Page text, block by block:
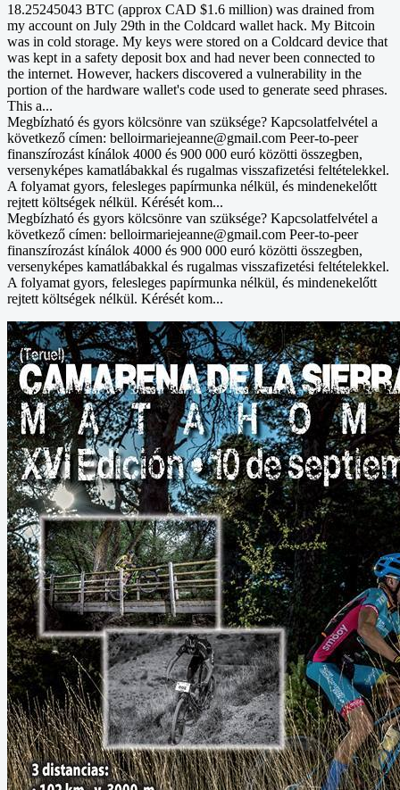
18.25245043 BTC (approx CAD $1.6 million) was drained from
my account on July 29th in the Coldcard wallet hack. My Bitcoin
was in cold storage. My keys were stored on a Coldcard device that
was kept in a safety deposit box and had never been connected to
the internet. However, hackers discovered a vulnerability in the
portion of the hardware wallet's code used to generate seed phrases.
This a...
Megbízható és gyors kölcsönre van szüksége? Kapcsolatfelvétel a
következő címen: belloirmariejeanne@gmail.com Peer-to-peer
finanszírozást kínálok 4000 és 900 000 euró közötti összegben,
versenyképes kamatlábakkal és rugalmas visszafizetési feltételekkel.
A folyamat gyors, felesleges papírmunka nélkül, és mindenekelőtt
rejtett költségek nélkül. Kérését kom...
Megbízható és gyors kölcsönre van szüksége? Kapcsolatfelvétel a
következő címen: belloirmariejeanne@gmail.com Peer-to-peer
finanszírozást kínálok 4000 és 900 000 euró közötti összegben,
versenyképes kamatlábakkal és rugalmas visszafizetési feltételekkel.
A folyamat gyors, felesleges papírmunka nélkül, és mindenekelőtt
rejtett költségek nélkül. Kérését kom...